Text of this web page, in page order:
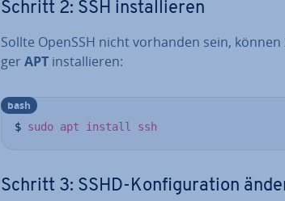
Schritt 2: SSH in­stal­lie­ren
Sollte OpenSSH nicht vorhanden sein,
ger APT in­stal­lie­ren:
$ sudo apt install ssh
bash
Schritt 3: SSHD-Kon­fi­gu­ra­ti­on